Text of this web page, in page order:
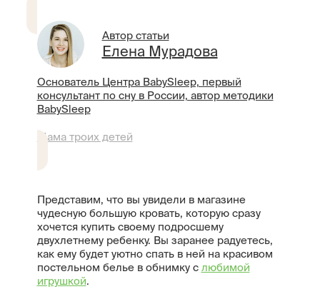
Автор статьи
Елена Мурадова
Основатель Центра BabySleep, первый
консультант по сну в России, автор методики
BabySleep
Мама троих детей
Представим, что вы увидели в магазине
чудесную большую кровать, которую сразу
хочется купить своему подросшему
двухлетнему ребенку. Вы заранее радуетесь,
как ему будет уютно спать в ней на красивом
постельном белье в обнимку с любимой
игрушкой.